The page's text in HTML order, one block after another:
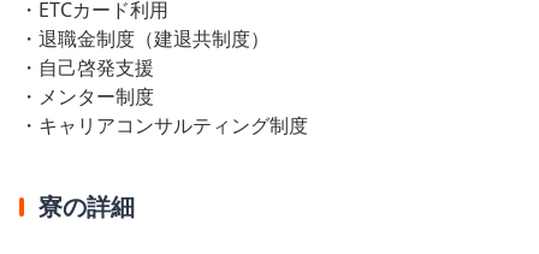
・ETCカード利用
・退職金制度（建退共制度）
・自己啓発支援
・メンター制度
・キャリアコンサルティング制度
寮の詳細